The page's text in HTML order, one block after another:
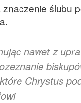
ślubu
nawet z
Chrystus